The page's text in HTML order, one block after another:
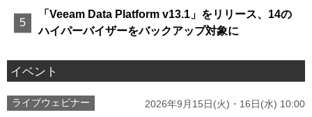
「Veeam Data Platform v13.1」をリリース、14の
ハイパーバイザーをバックアップ対象に
イベント
ライブウェビナー 2026年9月15日(火)・16日(水) 10:00